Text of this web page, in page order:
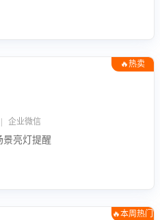
🔥热卖
业微信
景亮灯提醒
🔥本周热门